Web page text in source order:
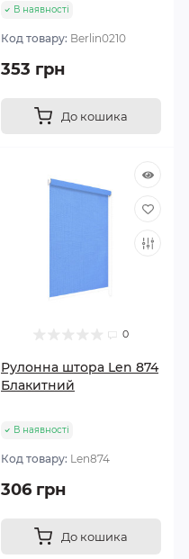
В наявності
Код товару: Berlin0210
353 грн
До кошика
0
Рулонна штора Len 874
Блакитний
В наявності
Код товару: Len874
306 грн
До кошика